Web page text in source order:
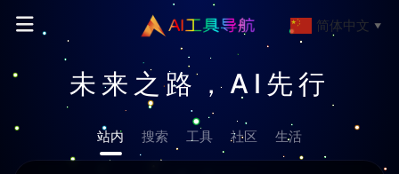
未来之路，AI先行
站内 搜索 工具 社区 生活
简体中文 ▼